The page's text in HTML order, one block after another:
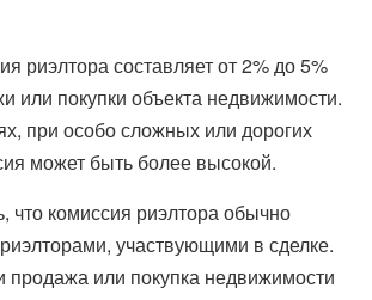
риэлтора составляет от 2% до 5%
или покупки объекта недвижимости.
при особо сложных или дорогих
может быть более высокой.
что комиссия риэлтора обычно
участвующими в сделке.
или покупка недвижимости